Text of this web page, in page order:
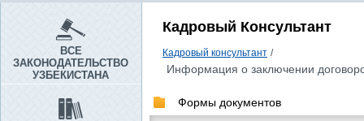
ВСЕ
ЗАКОНОДАТЕЛЬСТВО
УЗБЕКИСТАНА
Кадровый Консультант
Кадровый консультант /
Информация о заключении
Формы документов